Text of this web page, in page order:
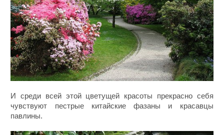
И среди всей этой цветущей красоты прекрасно себя
чувствуют пестрые китайские фазаны и красавцы
павлины.